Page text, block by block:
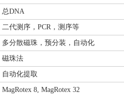
总DNA
二代测序，PCR，测序等
多分散磁珠，预分装，自动化
磁珠法
自动化提取
MagRotex 8, MagRotex 32